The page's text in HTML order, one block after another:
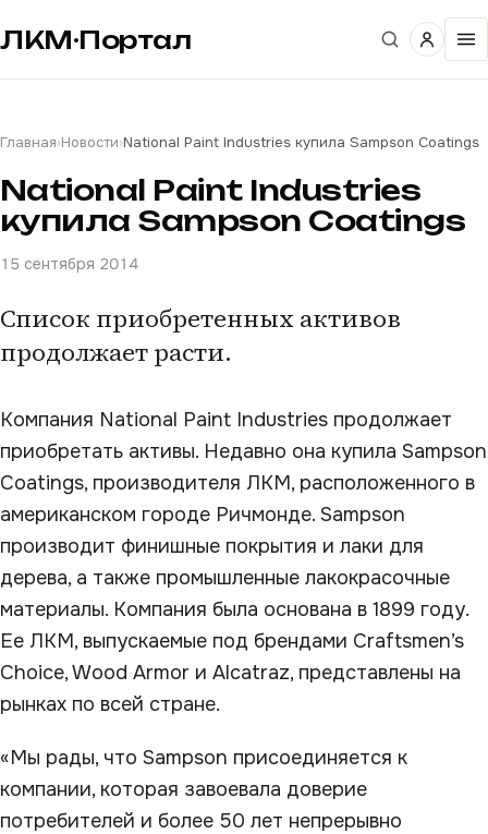
ЛКМ·Портал
Главная›Новости›National Paint Industries купила Sampson Coatings
National Paint Industries
купила Sampson Coatings
15 сентября 2014
Список приобретенных активов
продолжает расти.
Компания National Paint Industries продолжает
приобретать активы. Недавно она купила Sampson
Coatings, производителя ЛКМ, расположенного в
американском городе Ричмонде. Sampson
производит финишные покрытия и лаки для
дерева, а также промышленные лакокрасочные
материалы. Компания была основана в 1899 году.
Ее ЛКМ, выпускаемые под брендами Craftsmen’s
Choice, Wood Armor и Alcatraz, представлены на
рынках по всей стране.
«Мы рады, что Sampson присоединяется к
компании, которая завоевала доверие
потребителей и более 50 лет непрерывно